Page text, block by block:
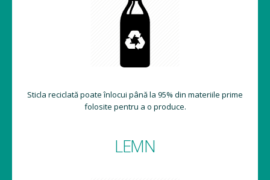
Sticla reciclată poate înlocui până la 95% din materiile prime
folosite pentru a o produce.
LEMN